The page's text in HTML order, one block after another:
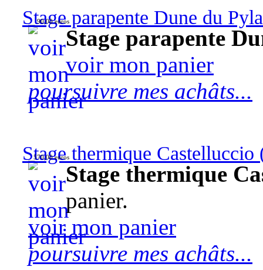
Stage parapente Dune du
90,00 euros
Stage parapente
voir mon panier
poursuivre mes achâts...
Stage thermique Castelluccio
570,00 euros
Stage thermique
panier.
voir mon panier
poursuivre mes achâts...